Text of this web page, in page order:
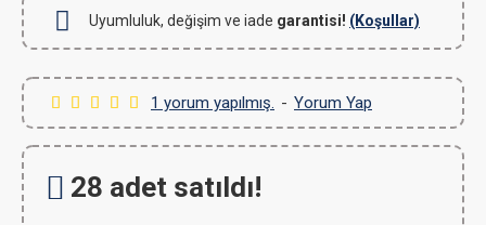
Uyumluluk, değişim ve iade garantisi! (Koşullar)
1 yorum yapılmış. - Yorum Yap
28 adet satıldı!